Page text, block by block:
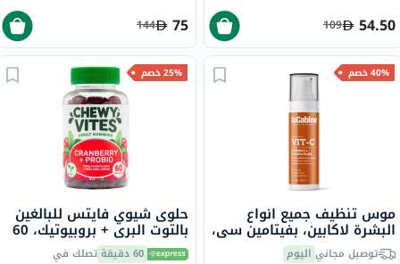
54.50
109
75
144
40% خصم
موس تنظيف جميع انواع
البشرة لاكابين، بفيتامين سي،
150 ملتوصيل مجاني اليوم
25% خصم
حلوى شيوي فايتس للبالغين
بالتوت البري + بروبيوتيك، 60
قطعة 60 دقيقة تصلك في